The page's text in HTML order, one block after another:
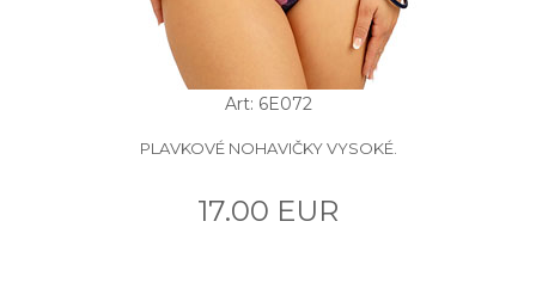
Art: 6E072
PLAVKOVÉ NOHAVIČKY VYSOKÉ.
17.00 EUR